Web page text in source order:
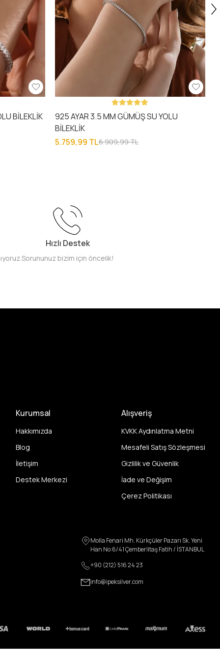
BİLEKLİK
925 AYAR 3.5 MM GÜMÜŞ SU YOLU
BİLEKLİK
5.759,99 TL6.909,99 TL
Hızlı Destek
Sorununuz bizim için öncelik!
Kurumsal
Hakkımızda
Blog
İletişim
Destek Merkezi
Alışveriş
KVKK Aydınlatma Metni
Mesafeli Satış Sözleşmesi
Gizlilik ve Güvenlik
İade ve Değişim
Çerez Politikası
Molla Fenari Mh. Kürkçüler Pazarı Sk. Yeni
Han No:6/41 Çemberlitaş Fatih / İSTANBUL
+90 (212) 516 24 23
info@ipeksilver.com